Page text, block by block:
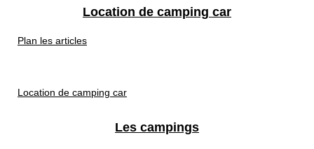
Location de camping car
Plan les articles
Location de camping car
Les campings